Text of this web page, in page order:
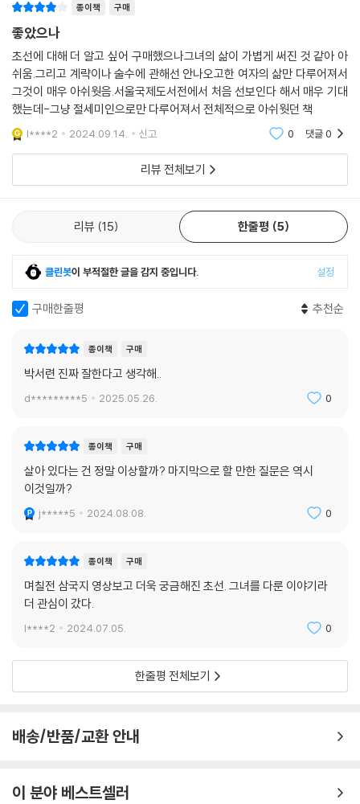
--- p.226
그러면 그 여자는 어떻게 되었을까. 그 젊고 아리따웠던 초선은 어디로 갔
을까.
혹자는 내가 봉선을 따라가 조용히 가정에 종사하였다고 믿고 또 어떤 이
는 내가 조맹덕에게 거두어져 관운장에게 하사되었다고 한다. 관운장은 내
의기에 탄복하여 나를 거두기도 하고 나라를 망칠 요녀라며 나를 죽이기도
한다. 나는 때로 의리를 지키고자 관운장의 검 앞에 뛰어들어 자결하고 닳
디닳은 정조를 한탄하며 몰래 자결하기도 한다. 진작에 아버지를 따라 자
결하였음을 굳게 믿는 이도 있다. 어떤 이야기에서는 내가 살고 어떤 이야
죽다니, 내가? 웃기고들 있네.
나는 이제 아무도 애모하지 않고 누구에게도 귀애받지 않는다. 계절을 따
라 품을 팔아 입에 풀칠하고 없으면 없는 대로 버섯이든 풀뿌리든 캐다 먹
는다. 이처럼 사는 것도 별다르게 어렵지는 않다. 한때 나는 지체 높은 이의
해서 내 명운이 삼공구경과 다를 것은 무언가. 천자와 다를 것은 무엇인가.
영웅은 끊임없이 태어날 것이고 새 나라가 또다시 망하고 흥하는 것은 그
보다도 더 쉽다. 그러한 모든 순리는 허망한 것이로되 나는 여전히 살아 있
와 용맹을 구경거리 삼고 나라를 세우고 무너뜨리는 대의와 명분을 우스개
로 여기며 끝끝내 오래도록 나는 살아남고 만다. 살아 있다는 것이 이상하
--- pp.230~231
리는 시늉을 하시고 은밀히 군사를 모아 죽편이 가리키는 일자에 태평의
무리를 일거에 때려잡으소서.”
“하지만…….”
아버지는 망설이셨다. 어질게도 나를 위해 망설여주셨다.
“네 말대로 하는 것은 군사적으로 모범된 작전이다. 그러나 그러려면 네가
고초를 겪어야 하지 않니.”
“아버지…….”
나는 아버지 앞에 무릎을 꿇고 고개를 더욱 조아렸다.
“아버지께 도움이 될 수 있다면 소녀는 어떤 고초든 달게 겪을 수 있나이
다.”
이것이야말로 내 속에서 나온 뜻 중 가장 참된 것이었다.
―본문 100~101쪽
토벌에 성공한 공을 인정받아 수도 낙양으로 향하는 길에서 ‘나’는 왕윤에
양에 도착하자 ‘나’를 집 안에서 부리는 기생, 가기(家妓)의 처소로 보낸
와의 관계를 통해 성적 욕망에 눈뜨기 시작한다.
“나는 사람의 미추를 모르겠다.”
도화는 꾸물거리며 다시 나를 향해 돌아누웠다.
잘나고 못난 건 어떻게 알겠니.”
“뭐를?”
“네가 예쁜 걸 몰라?”
언성을 높이는 일은커녕 말수 자체가 적은 도화가 벌컥 화를 내며 물었다.
아버지는 나를 거들떠보지도 않으시는데. 가슴이 답답해져 눈물이 나려고
로움 때문이었다.
“얼마나 예쁜데?”
도화는 말이 없다가 불쑥 다가왔다. 무슨 일이 일어나는지 내가 알아차리
한다. 낙양에는 황제를 손에 넣고 권력을 쥐락펴락하던 동중영(동탁)이 있
는데, 왕윤의 집을 드나드는 사람 중 동중영의 양자이자 당대 최고의 무인
이간질하고 싶어 하고, 이를 파악한 ‘나’는 자신이 가야할 길을 선택해야 함
종이책 구매
좋았으나
초선에 대해 더 알고 싶어 구매했으나그녀의 삶이 가볍게 써진 것 같아 아
쉬움.그리고 계략이나 술수에 관해선 안나오고한 여자의 삶만 다루어져서
그것이 매우 아쉬웟음.서울국제도서전에서 처음 선보인다 해서 매우 기대
했는데-그냥 절세미인으로만 다루어져서 전체적으로 아쉬웟던 책
l****2 2024.09.14. 신고 0 댓글0
리뷰 전체보기
리뷰 15 한줄평 5
클린봇이 부적절한 글을 감지 중입니다. 설정
구매한줄평 추천순
종이책 구매
박서련 진짜 잘한다고 생각해..
d*********5 2025.05.26. 0
종이책 구매
살아 있다는 건 정말 이상할까? 마지막으로 할 만한 질문은 역시
이것일까?
j*****5 2024.08.08. 0
종이책 구매
며칠전 삼국지 영상보고 더욱 궁금해진 초선. 그녀를 다룬 이야기라
더 관심이 갔다.
l****2 2024.07.05. 0
한줄평 전체보기
배송/반품/교환 안내
이 분야 베스트셀러